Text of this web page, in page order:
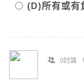
(D)所有或有
0討論